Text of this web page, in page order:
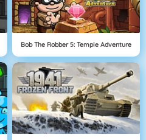
Bob The Robber 5: Temple Adventure